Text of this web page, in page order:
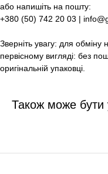
або напишіть на пошту:
+380 (50) 742 20 03 |
Зверніть увагу: для обміну
первісному вигляді: без
оригінальній упаковці.
Також може бути